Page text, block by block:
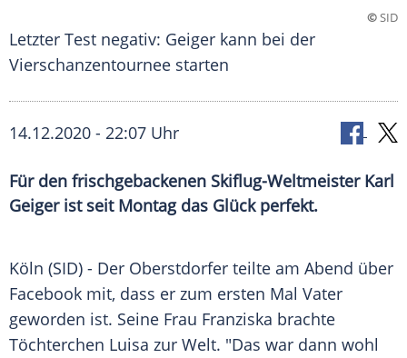
©SID
Letzter Test negativ: Geiger kann bei der
Vierschanzentournee starten
14.12.2020 - 22:07 Uhr
Für den frischgebackenen Skiflug-Weltmeister Karl
Geiger ist seit Montag das Glück perfekt.
Köln (SID) - Der Oberstdorfer teilte am Abend über
Facebook mit, dass er zum ersten Mal Vater
geworden ist. Seine Frau Franziska brachte
Töchterchen Luisa zur Welt. "Das war dann wohl